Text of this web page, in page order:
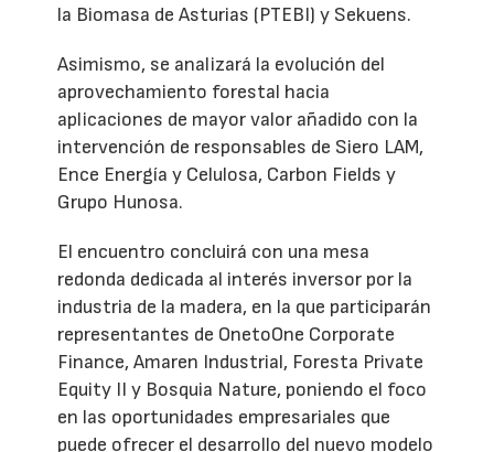
la Biomasa de Asturias (PTEBI) y Sekuens.
Asimismo, se analizará la evolución del
aprovechamiento forestal hacia
aplicaciones de mayor valor añadido con la
intervención de responsables de Siero LAM,
Ence Energía y Celulosa, Carbon Fields y
Grupo Hunosa.
El encuentro concluirá con una mesa
redonda dedicada al interés inversor por la
industria de la madera, en la que participarán
representantes de OnetoOne Corporate
Finance, Amaren Industrial, Foresta Private
Equity II y Bosquia Nature, poniendo el foco
en las oportunidades empresariales que
puede ofrecer el desarrollo del nuevo modelo